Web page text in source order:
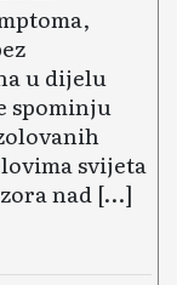
u dijelu
spominju
svijeta
nad […]